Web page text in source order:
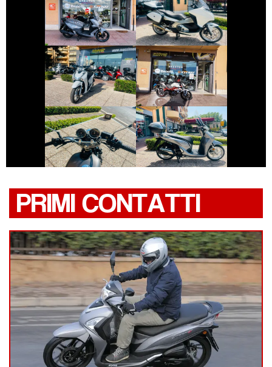
SYM JOYRIDE HONDA INTEGRA
HONDA SH
€ 2.490 €
BENELLI BN
€ 2.550 €
YAMAHA SR
€ 2.490 €
HONDA SH
€ 3.150 €
PRIMI CONTATTI